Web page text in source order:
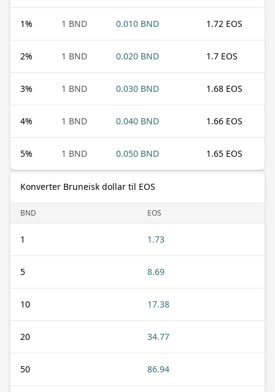
1% 1 BND 0.010 BND 1.72 EOS
2% 1 BND 0.020 BND 1.7 EOS
3% 1 BND 0.030 BND 1.68 EOS
4% 1 BND 0.040 BND 1.66 EOS
5% 1 BND 0.050 BND 1.65 EOS
Konverter Bruneisk dollar til EOS
BND EOS
1 1.73
5 8.69
10 17.38
20 34.77
50 86.94